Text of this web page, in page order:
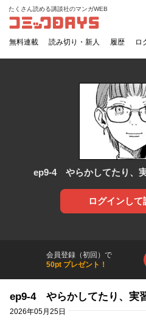
コミックDAYS
たくさん読める講談社のマンガWEB
無料連載 読み切り・新人 履歴 ロ
ep9-4 やらかしてたり、実
ログインして
会員登録（初回）で
50pt プレゼント！
ep9-4 やらかしてたり、実
2026年05月25日